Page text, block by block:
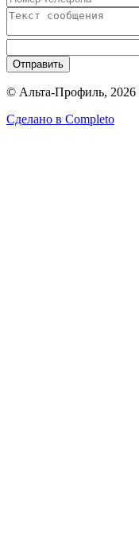
Отправить
© Альта-Профиль, 2026
Сделано в Completo